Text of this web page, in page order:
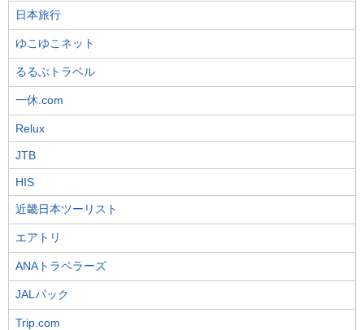
日本旅行
ゆこゆこネット
るるぶトラベル
一休.com
Relux
JTB
HIS
近畿日本ツーリスト
エアトリ
ANAトラベラーズ
JALパック
Trip.com